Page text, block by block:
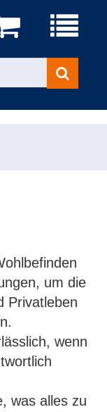
Menü
Kurse
suchen
um die
Privatleben
wenn
was alles zu